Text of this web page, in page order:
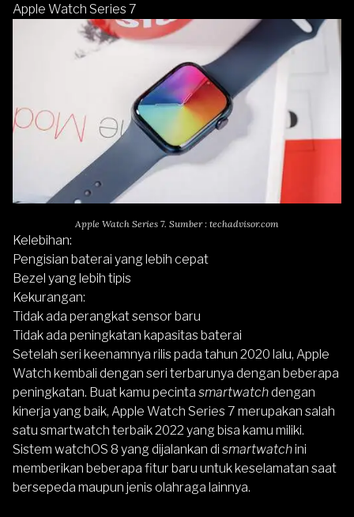
Apple Watch Series 7
Apple Watch Series 7. Sumber : techadvisor.com
Kelebihan:
Pengisian baterai yang lebih cepat
Bezel yang lebih tipis
Kekurangan:
Tidak ada perangkat sensor baru
Tidak ada peningkatan kapasitas baterai
Setelah seri keenamnya rilis pada tahun 2020 lalu, Apple
Watch kembali dengan seri terbarunya dengan beberapa
peningkatan. Buat kamu pecinta smartwatchdengan
kinerja yang baik, Apple Watch Series 7 merupakan salah
satu smartwatch terbaik 2022 yang bisa kamu miliki.
Sistem watchOS 8 yang dijalankan di smartwatchini
memberikan beberapa fitur baru untuk keselamatan saat
bersepeda maupun jenis olahraga lainnya.